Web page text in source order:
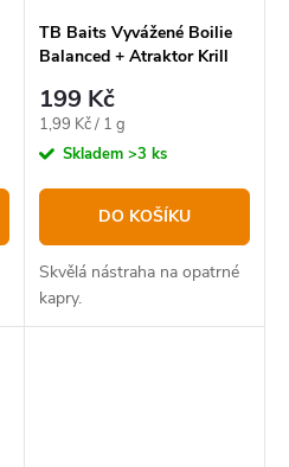
TB Baits Vyvážené Boilie
Balanced + Atraktor Krill
199 Kč
Měrná
cena:
1,99 Kč / 1 g
Skladem >3 ks
DO KOŠÍKU
Skvělá nástraha na opatrné
kapry.